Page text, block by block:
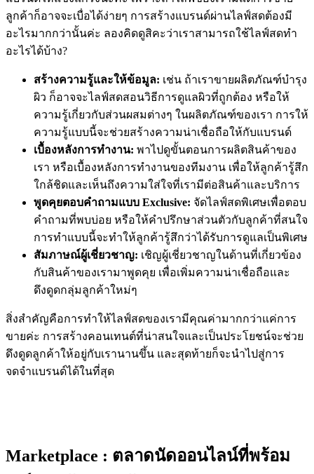
ลูกค้าก็อาจจะเบื่อได้ง่ายๆ การสร้างแบรนด์ผ่านไลฟ์สดต้องมี
อะไรมากกว่านั้นค่ะ ลองคิดดูสิคะว่าเราสามารถใช้ไลฟ์สดทำ
อะไรได้บ้าง?
สร้างความรู้และให้ข้อมูล: เช่น ถ้าเราขายผลิตภัณฑ์บำรุง
ผิว ก็อาจจะไลฟ์สดสอนวิธีการดูแลผิวที่ถูกต้อง หรือให้
ความรู้เกี่ยวกับส่วนผสมต่างๆ ในผลิตภัณฑ์ของเรา การให้
ความรู้แบบนี้จะช่วยสร้างความน่าเชื่อถือให้กับแบรนด์
เบื้องหลังการทำงาน: พาไปดูขั้นตอนการผลิตสินค้าของ
เรา หรือเบื้องหลังการทำงานของทีมงาน เพื่อให้ลูกค้ารู้สึก
ใกล้ชิดและเห็นถึงความใส่ใจที่เรามีต่อสินค้าและบริการ
พูดคุยตอบคำถามแบบ Exclusive: จัดไลฟ์สดพิเศษเพื่อตอบ
คำถามที่พบบ่อย หรือให้คำปรึกษาส่วนตัวกับลูกค้าที่สนใจ
การทำแบบนี้จะทำให้ลูกค้ารู้สึกว่าได้รับการดูแลเป็นพิเศษ
สัมภาษณ์ผู้เชี่ยวชาญ: เชิญผู้เชี่ยวชาญในด้านที่เกี่ยวข้อง
กับสินค้าของเรามาพูดคุย เพื่อเพิ่มความน่าเชื่อถือและ
ดึงดูดกลุ่มลูกค้าใหม่ๆ
สิ่งสำคัญคือการทำให้ไลฟ์สดของเรามีคุณค่ามากกว่าแค่การ
ขายค่ะ การสร้างคอนเทนต์ที่น่าสนใจและเป็นประโยชน์จะช่วย
ดึงดูดลูกค้าให้อยู่กับเรานานขึ้น และสุดท้ายก็จะนำไปสู่การ
จดจำแบรนด์ได้ในที่สุด
Marketplace : ตลาดนัดออนไลน์ที่พร้อม